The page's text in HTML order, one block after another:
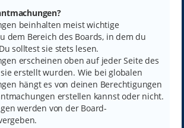
beinhalten meist wichtige
dem Bereich des Boards, in dem du
solltest sie stets lesen.
erscheinen oben auf jeder Seite des
erstellt wurden. Wie bei globalen
hängt es von deinen Berechtigungen
erstellen kannst oder nicht.
werden von der Board-